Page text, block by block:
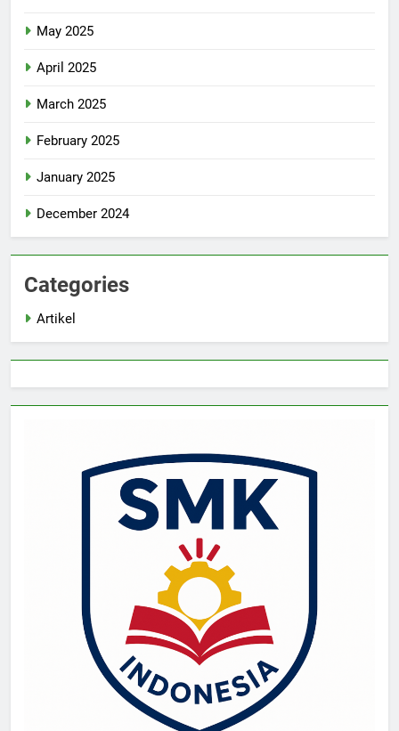
May 2025
April 2025
March 2025
February 2025
January 2025
December 2024
Categories
Artikel